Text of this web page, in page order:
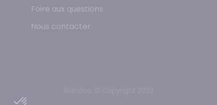
Foire aux questions
Nous contacter